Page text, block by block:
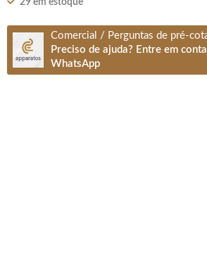
29 em estoque
Comercial / Perguntas de pré-
Preciso de ajuda? Entre em
WhatsApp